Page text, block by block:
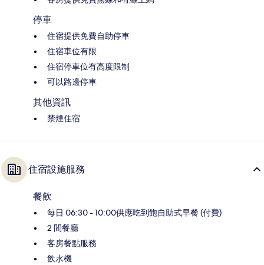
停車
住宿提供免費自助停車
住宿車位有限
住宿停車位有高度限制
可以路邊停車
其他資訊
禁煙住宿
住宿設施服務
餐飲
每日 06:30 - 10:00供應吃到飽自助式早餐 (付費)
2 間餐廳
客房餐點服務
飲水機